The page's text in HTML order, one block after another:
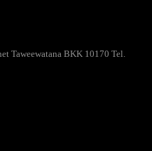
Taweewatana BKK 10170 Tel.